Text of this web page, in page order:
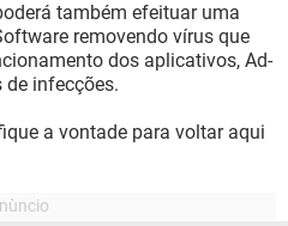
também efeituar uma
removendo vírus que
dos aplicativos, Ad-
de infecções.
a vontade para voltar aqui